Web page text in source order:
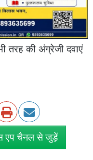
तरह की अंग्रेजी दवाएं
एप चैनल से जुड़ें